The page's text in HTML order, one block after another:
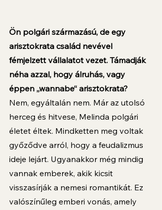
Ön polgári származású, de egy
arisztokrata család nevével
fémjelzett vállalatot vezet. Támadják
néha azzal, hogy álruhás, vagy
éppen „wannabe“ arisztokrata?
Nem, egyáltalán nem. Már az utolsó
herceg és hitvese, Melinda polgári
életet éltek. Mindketten meg voltak
győződve arról, hogy a feudalizmus
ideje lejárt. Ugyanakkor még mindig
vannak emberek, akik kicsit
visszasírják a nemesi romantikát. Ez
valószínűleg emberi vonás, amely